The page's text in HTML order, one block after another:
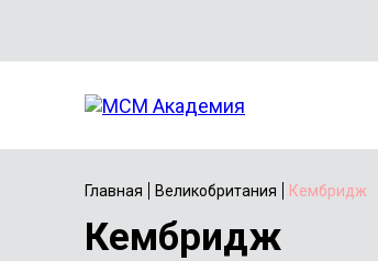
Главная Великобритания Кембридж
Кембридж